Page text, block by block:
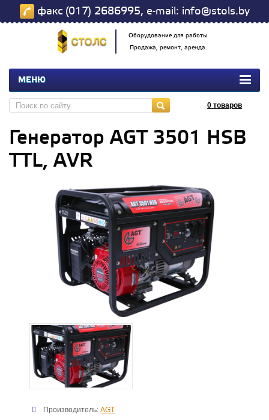
факс (017) 2686995, e-mail: info@stols.by
Оборудование для работы.
Продажа, ремонт, аренда.
МЕНЮ
0 товаров
Генератор AGT 3501 HSB
TTL, AVR
Производитель:AGT